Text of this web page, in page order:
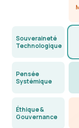
Souveraineté
Technologique
Pensée
Systémique
Éthique &
Gouvernance